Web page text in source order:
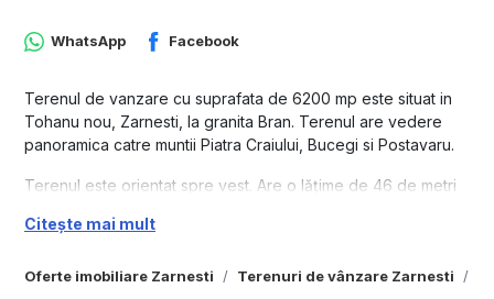
Oferte imobiliare Zarnesti Terenuri de vânzare Zarnesti
WhatsApp Facebook
Terenul de vanzare cu suprafata de 6200 mp este situat in
Tohanu nou, Zarnesti, la granita Bran. Terenul are vedere
panoramica catre muntii Piatra Craiului, Bucegi si Postavaru.
Terenul este orientat spre vest. Are o lățime de 46 de metri
este în prezent zonă ca pășune agricolă. Viitorul acces la
Tohanu Nou.
Citește mai mult